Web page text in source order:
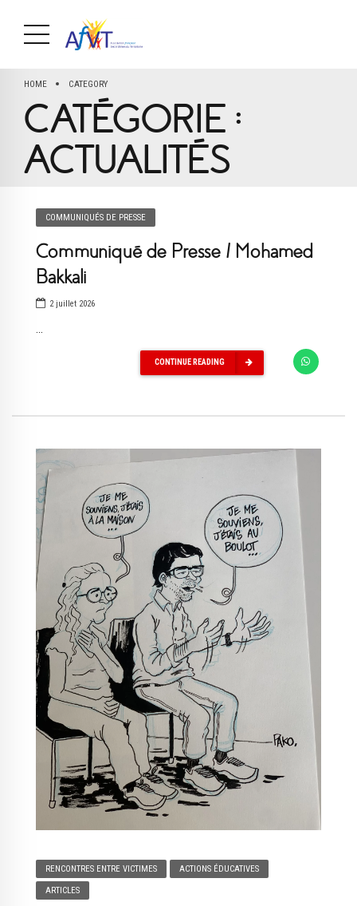
HOME CATEGORY
CATÉGORIE :
ACTUALITÉS
COMMUNIQUÉS DE PRESSE
Communiqué de Presse / Mohamed
Bakkali
2 juillet 2026
CONTINUE READING
RENCONTRES ENTRE VICTIMES ACTIONS ÉDUCATIVES
ARTICLES